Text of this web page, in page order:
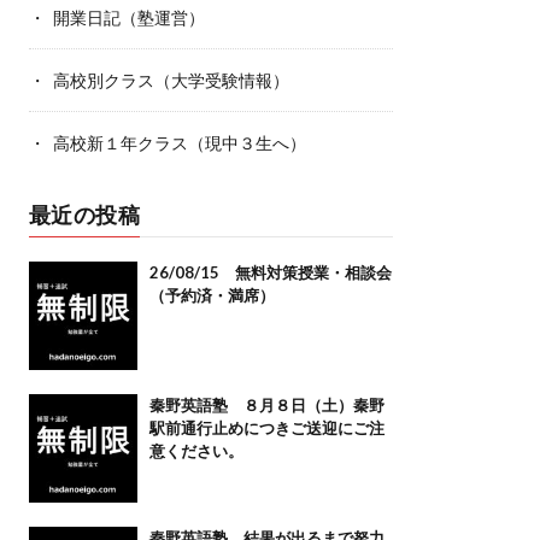
開業日記（塾運営）
高校別クラス（大学受験情報）
高校新１年クラス（現中３生へ）
最近の投稿
26/08/15 無料対策授業・相談会
（予約済・満席）
秦野英語塾 ８月８日（土）秦野
駅前通行止めにつきご送迎にご注
意ください。